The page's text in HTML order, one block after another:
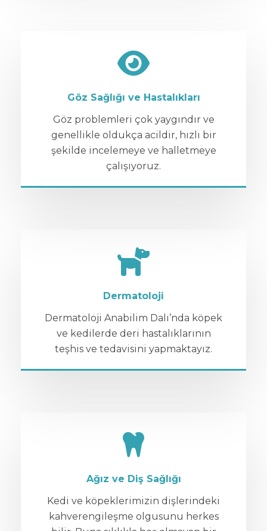
Göz Sağlığı ve Hastalıkları
Göz problemleri çok yaygındır ve
genellikle oldukça acildir, hızlı bir
şekilde incelemeye ve halletmeye
çalışıyoruz.
Dermatoloji
Dermatoloji Anabilim Dalı’nda köpek
ve kedilerde deri hastalıklarının
teşhis ve tedavisini yapmaktayız.
Ağız ve Diş Sağlığı
Kedi ve köpeklerimizin dişlerindeki
kahverengileşme olgusunu herkes